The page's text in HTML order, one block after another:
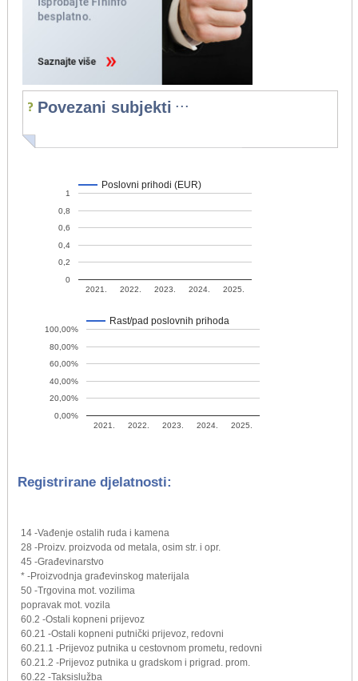
Povezani subjekti ...
Poslovni prihodi (EUR)
2021. 2022. 2023. 2024. 2025.
0
0,2
0,4
0,6
0,8
1
Rast/pad poslovnih prihoda
2021. 2022. 2023. 2024. 2025.
0,00%
20,00%
40,00%
60,00%
80,00%
100,00%
Registrirane djelatnosti:
14 -Vađenje ostalih ruda i kamena
28 -Proizv. proizvoda od metala, osim str. i opr.
45 -Građevinarstvo
* -Proizvodnja građevinskog materijala
50 -Trgovina mot. vozilima
popravak mot. vozila
60.2 -Ostali kopneni prijevoz
60.21 -Ostali kopneni putnički prijevoz, redovni
60.21.1 -Prijevoz putnika u cestovnom prometu, redovni
60.21.2 -Prijevoz putnika u gradskom i prigrad. prom.
60.22 -Taksislužba